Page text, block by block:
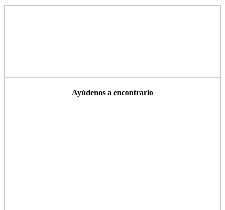
Ayúdenos a encontrarlo